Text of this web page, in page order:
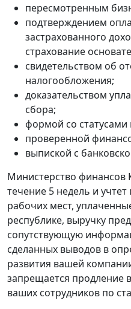
пересмотренным
подтверждением
застрахованного
страхование
свидетельством об
налогообложения;
доказательством
сбора;
формой со
проверенной
выпиской с
Министерство финансов
течение 5 недель и
рабочих мест,
республике, выручку
сопутствующую
сделанных выводов в
развития вашей
запрещается продление
ваших сотрудников по